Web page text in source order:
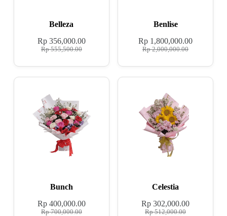
Belleza
Rp555,500.00
Rp356,000.00
Benlise
Rp2,000,000.00
Rp 1,800,000.00
Bunch
Rp700,000.00
Rp400,000.00
Celestia
Rp512,000.00
Rp 302,000.00